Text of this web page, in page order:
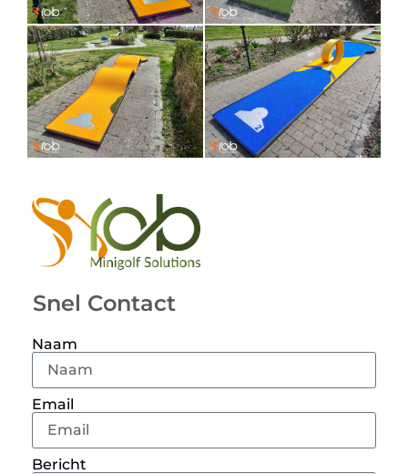
Snel Contact
Naam
Email
Bericht